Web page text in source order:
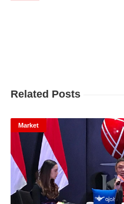
Related Posts
Market